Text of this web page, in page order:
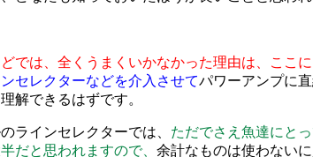
では、全くうまくいかなかった理由は、ここに
セレクターなどを介入させてパワーアンプに
解できるはずです。
ラインセレクターでは、 ただでさえ魚達にと
だと思われますので、 余計なものは使わない